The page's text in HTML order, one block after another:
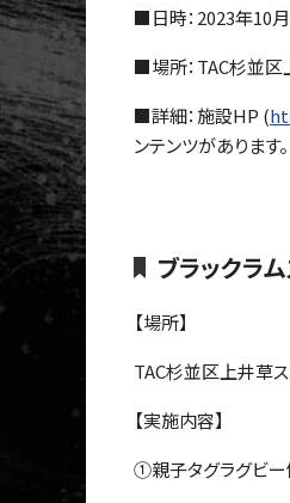
■日時：2023年10
■場所：TAC杉並区
■詳細：施設HP (
ンテンツがあります。
ブラックラ
【場所】
TAC杉並区上井草
【実施内容】
①親子タグラグビ